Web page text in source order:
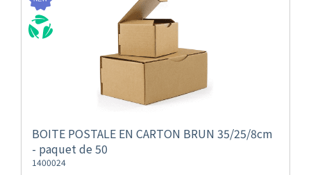
BOITE POSTALE EN CARTON BRUN 35/25/8cm
- paquet de 50
1400024